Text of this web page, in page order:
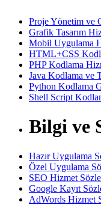
Proje Yönetim ve
Grafik Tasarım
Mobil Uygulama
HTML+CSS
PHP Kodlama
Java Kodlama ve
Python Kodlama
Shell Script
Bilgi ve
Hazır Uygulama
Özel Uygulama
SEO Hizmet
Google Kayıt
AdWords Hizmet